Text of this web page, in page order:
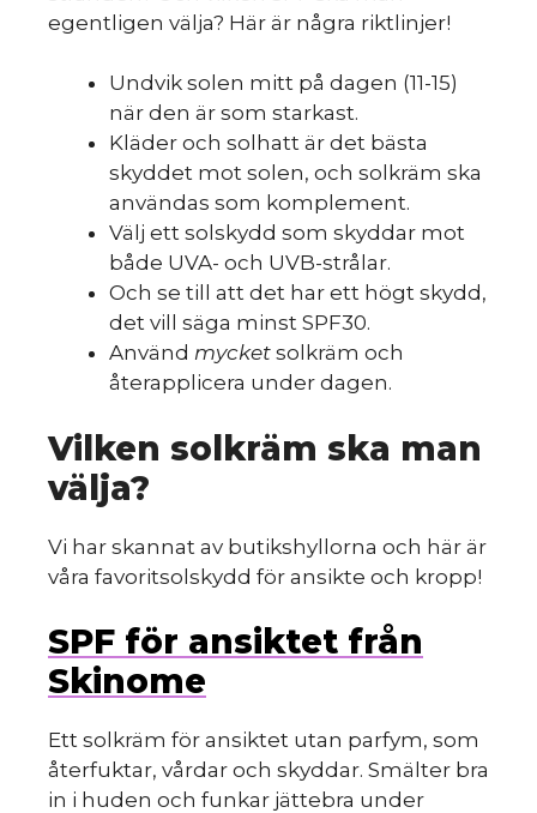
egentligen välja? Här är några riktlinjer!
Undvik solen mitt på dagen (11-15)
när den är som starkast.
Kläder och solhatt är det bästa
skyddet mot solen, och solkräm ska
användas som komplement.
Välj ett solskydd som skyddar mot
både UVA- och UVB-strålar.
Och se till att det har ett högt skydd,
det vill säga minst SPF30.
Använd mycket solkräm och
återapplicera under dagen.
Vilken solkräm ska man
välja?
Vi har skannat av butikshyllorna och här är
våra favoritsolskydd för ansikte och kropp!
SPF för ansiktet från
Skinome
Ett solkräm för ansiktet utan parfym, som
återfuktar, vårdar och skyddar. Smälter bra
in i huden och funkar jättebra under